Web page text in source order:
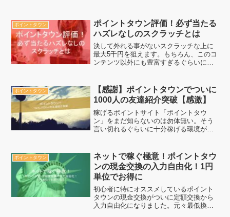
ポイントタウン
ポイントタウン評価！必ず当たる
ハズレなしのスクラッチとは
決して外れる事がないスクラッチな上に
最大5千円を狙えます。もちろん、このコ
ンテンツ以外にも豊富すぎるぐらいにあ
していきましょう。
ポイントタウン
【感謝】ポイントタウンでついに
1000人の友達紹介突破【感激】
稼げるポイントサイト「ポイントタウ
ン」をまだ知らないのは勿体無い。そう
言い切れるぐらいに十分稼げる環境が用
ポイントタウン
ネットで稼ぐ極意！ポイントタウ
ンの現金交換の入力自由化！1円
単位でお得に
初心者に特にオススメしているポイント
タウンの現金交換がついに定額交換から
入力自由化になりました。元々最低換金